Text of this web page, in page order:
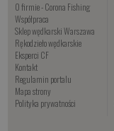
O firmie - Corona Fishing
Współpraca
Sklep wędkarski Warszawa
Rękodzieło wędkarskie
Eksperci CF
Kontakt
Regulamin portalu
Mapa strony
Polityka prywatności